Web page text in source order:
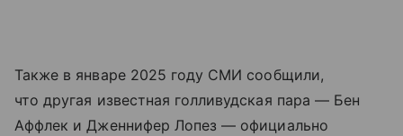
Также в январе 2025 году СМИ сообщили,
что другая известная голливудская пара — Бен
Аффлек и Дженнифер Лопез — официально